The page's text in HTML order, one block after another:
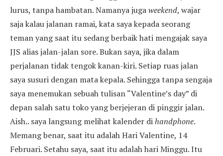
lurus, tanpa hambatan. Namanya jugaweekend, wajar
saja kalau jalanan ramai, kata saya kepada seorang
teman yang saat itu sedang berbaik hati mengajak saya
JJS alias jalan-jalan sore. Bukan saya, jika dalam
perjalanan tidak tengok kanan-kiri. Setiap ruas jalan
saya susuri dengan mata kepala. Sehingga tanpa sengaja
saya menemukan sebuah tulisan “Valentine’s day” di
depan salah satu toko yang berjejeran di pinggir jalan.
Aish.. saya langsung melihat kalender dihandphone.
Memang benar, saat itu adalah Hari Valentine, 14
Februari. Setahu saya, saat itu adalah hari Minggu. Itu